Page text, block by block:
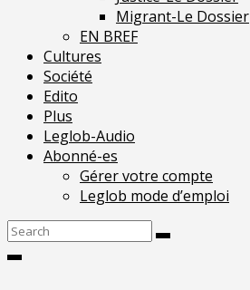
Migrant-Le Dossier
EN BREF
Cultures
Société
Edito
Plus
Leglob-Audio
Abonné-es
Gérer votre compte
Leglob mode d’emploi
Search